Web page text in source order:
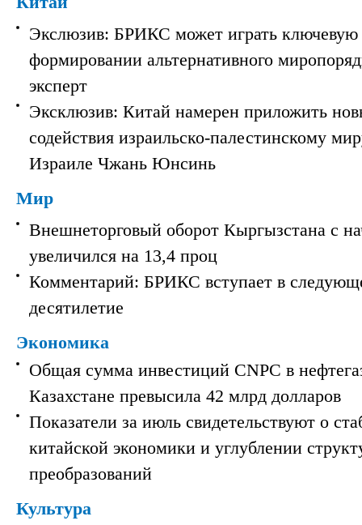
Экслюзив: БРИКС может играть ключевую
формировании альтернативного
эксперт
Эксклюзив: Китай намерен приложить
содействия израильско-палестинскому
Израиле Чжань Юнсинь
Мир
Внешнеторговый оборот Кыргызстана с
увеличился на 13,4 проц
Комментарий: БРИКС вступает в
десятилетие
Экономика
Общая сумма инвестиций CNPC в
Казахстане превысила 42 млрд долларов
Показатели за июль свидетельствуют о
китайской экономики и углублении
преобразований
Культура